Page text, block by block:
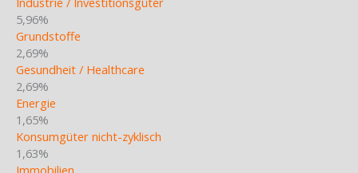
5,96%
Grundstoffe
2,69%
Gesundheit / Healthcare
2,69%
Energie
1,65%
Konsumgüter nicht-zyklisch
1,63%